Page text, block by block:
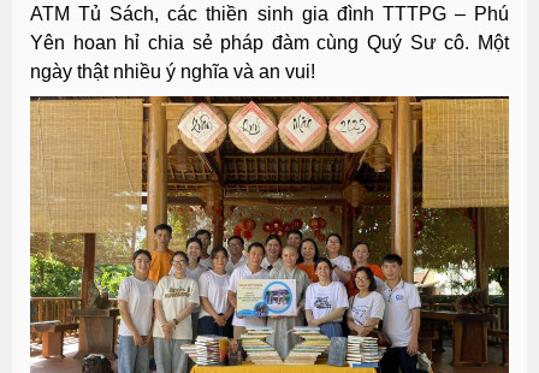
ATM Tủ Sách, các thiền sinh gia đình TTTPG – Phú
Yên hoan hỉ chia sẻ pháp đàm cùng Quý Sư cô. Một
ngày thật nhiều ý nghĩa và an vui!